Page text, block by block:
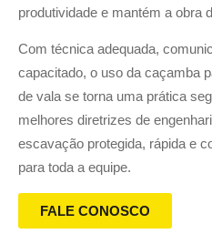
produtividade e mantém a obra
Com técnica adequada,
capacitado, o uso da caçamba
de vala se torna uma prática
melhores diretrizes de
escavação protegida, rápida e
para toda a equipe.
FALE CONOSCO